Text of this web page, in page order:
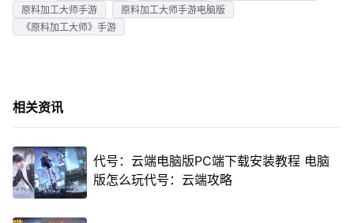
原料加工大师手游
原料加工大师手游电脑版
《原料加工大师》手游
相关资讯
代号：云端电脑版PC端下载安装教程 电脑
版怎么玩代号：云端攻略